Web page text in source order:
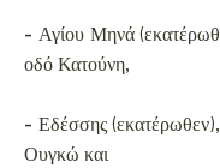
- Αγίου Μηνά
οδό Κατούνη,
- Εδέσσης
Ουγκώ και